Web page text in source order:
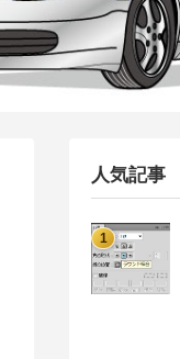
人気記事
1